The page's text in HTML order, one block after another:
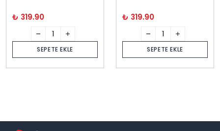
₺ 319.90
SEPETE EKLE
₺ 319.90
SEPETE EKLE